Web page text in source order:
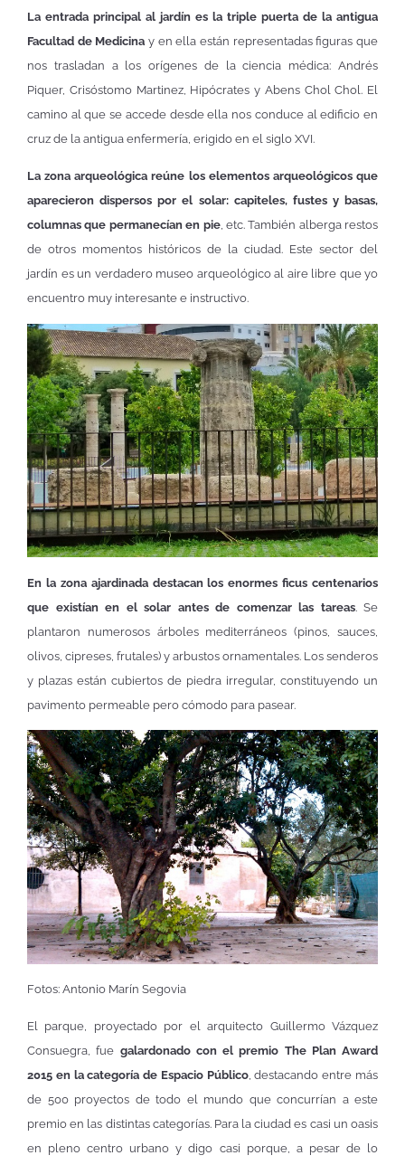
La entrada principal al jardín es la triple puerta de la antigua
Facultad de Medicina y en ella están representadas figuras que
nos trasladan a los orígenes de la ciencia médica: Andrés
Piquer, Crisóstomo Martinez, Hipócrates y Abens Chol Chol. El
camino al que se accede desde ella nos conduce al edificio en
cruz de la antigua enfermería, erigido en el siglo XVI.
La zona arqueológica reúne los elementos arqueológicos que
aparecieron dispersos por el solar: capiteles, fustes y basas,
columnas que permanecían en pie, etc. También alberga restos
de otros momentos históricos de la ciudad. Este sector del
jardín es un verdadero museo arqueológico al aire libre que yo
encuentro muy interesante e instructivo.
En la zona ajardinada destacan los enormes ficus centenarios
que existían en el solar antes de comenzar las tareas. Se
plantaron numerosos árboles mediterráneos (pinos, sauces,
olivos, cipreses, frutales) y arbustos ornamentales. Los senderos
y plazas están cubiertos de piedra irregular, constituyendo un
pavimento permeable pero cómodo para pasear.
Fotos: Antonio Marín Segovia
El parque, proyectado por el arquitecto Guillermo Vázquez
Consuegra, fue galardonado con el premio The Plan Award
2015 en la categoría de Espacio Público, destacando entre más
de 500 proyectos de todo el mundo que concurrían a este
premio en las distintas categorías. Para la ciudad es casi un oasis
en pleno centro urbano y digo casi porque, a pesar de lo